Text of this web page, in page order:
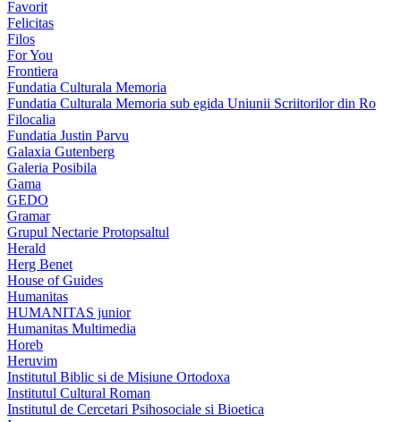
Favorit
Felicitas
Filos
For You
Frontiera
Fundatia Culturala Memoria
Fundatia Culturala Memoria sub egida Uniunii Scriitorilor din Ro
Filocalia
Fundatia Justin Parvu
Galaxia Gutenberg
Galeria Posibila
Gama
GEDO
Gramar
Grupul Nectarie Protopsaltul
Herald
Herg Benet
House of Guides
Humanitas
HUMANITAS junior
Humanitas Multimedia
Horeb
Heruvim
Institutul Biblic si de Misiune Ortodoxa
Institutul Cultural Roman
Institutul de Cercetari Psihosociale si Bioetica